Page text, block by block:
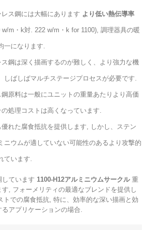
レス鋼には大幅にあります より低い熱伝導率
w/m・k対. 222 w/m・k for 1100), 調理器具の暖
一になります.
ス鋼は深く描画するのが難しく、より強力な機
しばしばマルチステージプロセスが必要です.
鋼原料は一般にユニットの重量あたりより高価
処理コストは高くなっています.
優れた腐食抵抗を提供します, しかし、ステン
ニウムが適していない可能性のあるより攻撃的
ています.
しています 1100-H12アルミニウムサークル重
, フォーメリティの最適なブレンドを提供し
トでの腐食抵抗, 特に、効率的な深い描画と効
アプリケーションの場合.